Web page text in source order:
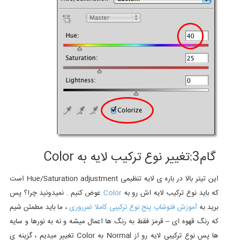
گام3:تغییر نوع ترکیب لایه به Color
این تیتر بالا در باره ی لایه تنظیمی Hue/Saturation adjustment است
که باید نوع ترکیب لایه اش رو بهColor عوض کنیم . نمیدونید چرا؟ پس
برید به آموزش فتوشاپ پنج نوع ترکیبی کاملا ضرروری، ما باید مطمئن شیم
که رنگ قهوه ای – قرمز فقط به رنگ ها اعمال میشه و نه به نورها و سایه
ها پس نوع ترکیبی لایه رو از Normal به Color تغییر میدیم ، گزینه ی